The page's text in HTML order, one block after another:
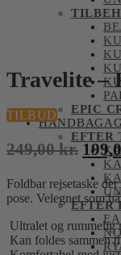
EPIC
EFTER
EFTER
Travelite –
TILBUD
249,00kr.Den
pris
var:
Foldbar rejsetaske
pose. Velegnet som
Ultralet og rummelig
Kan foldes sammen